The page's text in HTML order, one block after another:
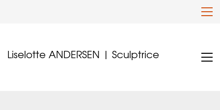
Liselotte ANDERSEN | Sculptrice